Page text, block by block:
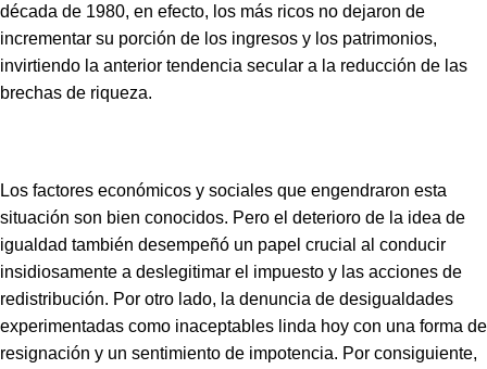
década de 1980, en efecto, los más ricos no dejaron de
incrementar su porción de los ingresos y los patrimonios,
invirtiendo la anterior tendencia secular a la reducción de las
brechas de riqueza.
Los factores económicos y sociales que engendraron esta
situación son bien conocidos. Pero el deterioro de la idea de
igualdad también desempeñó un papel crucial al conducir
insidiosamente a deslegitimar el impuesto y las acciones de
redistribución. Por otro lado, la denuncia de desigualdades
experimentadas como inaceptables linda hoy con una forma de
resignación y un sentimiento de impotencia. Por consiguiente,